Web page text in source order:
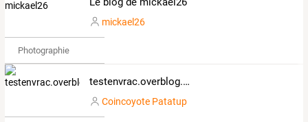
mickael26
Photographie
testenvrac.overblog.com
Coincoyote Patatup